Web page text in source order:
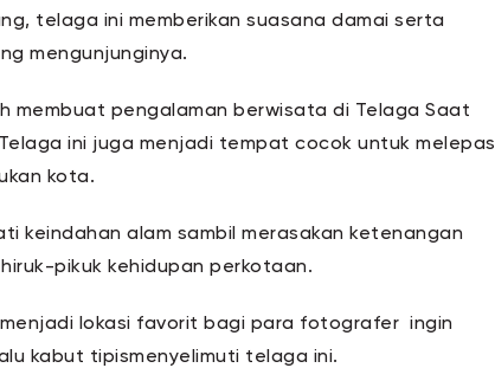
telaga ini memberikan suasana damai serta
mengunjunginya.
membuat pengalaman berwisata di Telaga Saat
ini juga menjadi tempat cocok untuk melepas
kota.
keindahan alam sambil merasakan ketenangan
pikuk kehidupan perkotaan.
lokasi favorit bagi para fotografer ingin
kabut tipismenyelimuti telaga ini.